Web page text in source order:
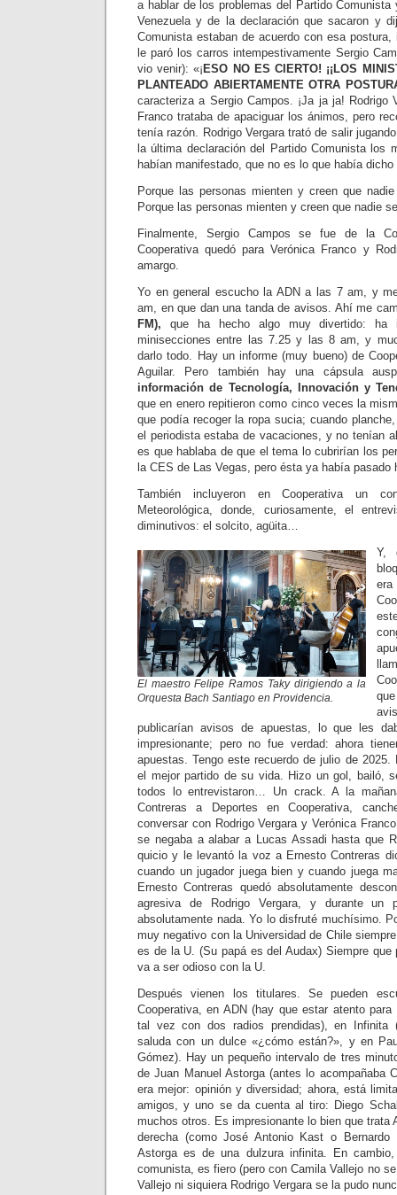
a hablar de los problemas del Partido
Venezuela y de la declaración que sacaron y
Comunista estaban de acuerdo con esa
le paró los carros intempestivamente Sergio
vio venir): «¡ ESO NO ES CIERTO! ¡¡LOS
PLANTEADO ABIERTAMENTE OTRA
caracteriza a Sergio Campos. ¡Ja ja ja! Rodrigo
Franco trataba de apaciguar los ánimos, pero
tenía razón. Rodrigo Vergara trató de salir
la última declaración del Partido Comunista los
habían manifestado, que no es lo que había
Porque las personas mienten y creen que
Porque las personas mienten y creen que nadie
Finalmente, Sergio Campos se fue de la
Cooperativa quedó para Verónica Franco y
amargo.
Yo en general escucho la ADN a las 7 am, y
am, en que dan una tanda de avisos. Ahí me
FM), que ha hecho algo muy divertido: ha
minisecciones entre las 7.25 y las 8 am, y
darlo todo. Hay un informe (muy bueno) de
Aguilar. Pero también hay una cápsula
información de Tecnología, Innovación y
que en enero repitieron como cinco veces la
que podía recoger la ropa sucia; cuando
el periodista estaba de vacaciones, y no tenían
es que hablaba de que el tema lo cubrirían los
la CES de Las Vegas, pero ésta ya había
También incluyeron en Cooperativa un
Meteorológica, donde, curiosamente, el
diminutivos: el solcito, agüita…
El maestro Felipe Ramos Taky dirigiendo a la
Orquesta Bach Santiago en Providencia.
Y,
publicarían avisos de apuestas, lo que les
impresionante; pero no fue verdad: ahora
apuestas. Tengo este recuerdo de julio de 2025.
el mejor partido de su vida. Hizo un gol, bailó,
todos lo entrevistaron… Un crack. A la
Contreras a Deportes en Cooperativa,
conversar con Rodrigo Vergara y Verónica
se negaba a alabar a Lucas Assadi hasta que
quicio y le levantó la voz a Ernesto Contreras
cuando un jugador juega bien y cuando juega
Ernesto Contreras quedó absolutamente
agresiva de Rodrigo Vergara, y durante un
absolutamente nada. Yo lo disfruté muchísimo.
muy negativo con la Universidad de Chile
es de la U. (Su papá es del Audax) Siempre
va a ser odioso con la U.
Después vienen los titulares. Se pueden
Cooperativa, en ADN (hay que estar atento
tal vez con dos radios prendidas), en Infinita
saluda con un dulce «¿cómo están?», y en
Gómez). Hay un pequeño intervalo de tres
de Juan Manuel Astorga (antes lo acompañaba
era mejor: opinión y diversidad; ahora, está
amigos, y uno se da cuenta al tiro: Diego
muchos otros. Es impresionante lo bien que trata
derecha (como José Antonio Kast o
Astorga es de una dulzura infinita. En
comunista, es fiero (pero con Camila Vallejo no
Vallejo ni siquiera Rodrigo Vergara se la pudo